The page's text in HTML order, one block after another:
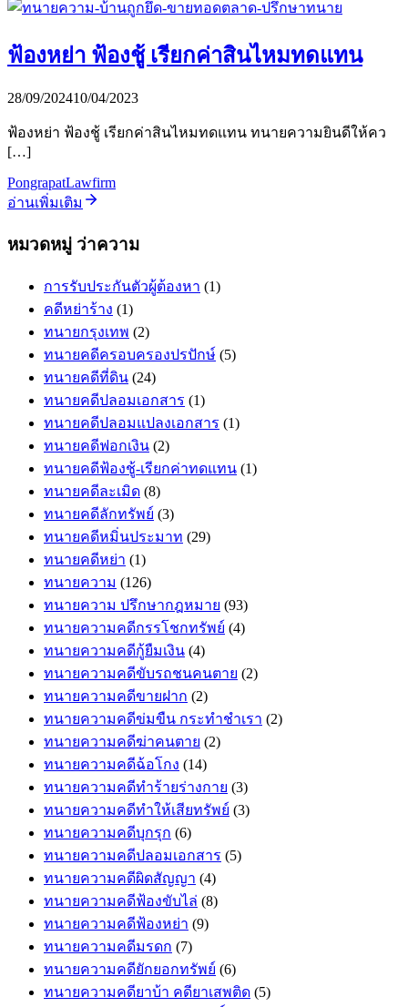
ฟ้องหย่า ฟ้องชู้ เรียกค่าสินไหมทดแทน
28/09/202410/04/2023
ฟ้องหย่า ฟ้องชู้ เรียกค่าสินไหมทดแทน ทนายความยินดีให้คว
[…]
PongrapatLawfirm
อ่านเพิ่มเติม
หมวดหมู่ ว่าความ
การรับประกันตัวผู้ต้องหา (1)
คดีหย่าร้าง (1)
ทนายกรุงเทพ (2)
ทนายคดีครอบครองปรปักษ์ (5)
ทนายคดีที่ดิน (24)
ทนายคดีปลอมเอกสาร (1)
ทนายคดีปลอมแปลงเอกสาร (1)
ทนายคดีฟอกเงิน (2)
ทนายคดีฟ้องชู้-เรียกค่าทดแทน (1)
ทนายคดีละเมิด (8)
ทนายคดีลักทรัพย์ (3)
ทนายคดีหมิ่นประมาท (29)
ทนายคดีหย่า (1)
ทนายความ (126)
ทนายความ ปรึกษากฎหมาย (93)
ทนายความคดีกรรโชกทรัพย์ (4)
ทนายความคดีกู้ยืมเงิน (4)
ทนายความคดีขับรถชนคนตาย (2)
ทนายความคดีขายฝาก (2)
ทนายความคดีข่มขืน กระทำชำเรา (2)
ทนายความคดีฆ่าคนตาย (2)
ทนายความคดีฉ้อโกง (14)
ทนายความคดีทำร้ายร่างกาย (3)
ทนายความคดีทำให้เสียทรัพย์ (3)
ทนายความคดีบุกรุก (6)
ทนายความคดีปลอมเอกสาร (5)
ทนายความคดีผิดสัญญา (4)
ทนายความคดีฟ้องขับไล่ (8)
ทนายความคดีฟ้องหย่า (9)
ทนายความคดีมรดก (7)
ทนายความคดียักยอกทรัพย์ (6)
ทนายความคดียาบ้า คดียาเสพติด (5)